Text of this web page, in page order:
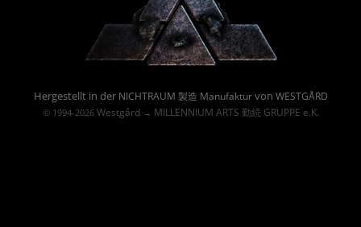
Hergestellt in der NICHTRAUM 製造 Manufakturvon WESTGÅRD
© 1994-2026 Westgård→ MILLENNIUM ARTS 勤続 GRUPPE e.K.
Powered By :